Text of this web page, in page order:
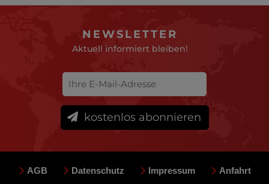
NEWSLETTER
Aktuell informiert bleiben!
kostenlos abonnieren
AGB Datenschutz Impressum
Anfahrt